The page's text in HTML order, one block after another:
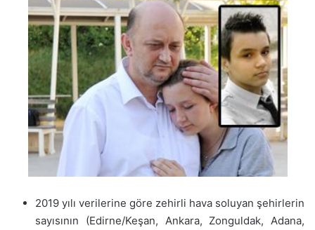
2019 yılı verilerine göre zehirli hava soluyan şehirlerin
sayısının (Edirne/Keşan, Ankara, Zonguldak, Adana,